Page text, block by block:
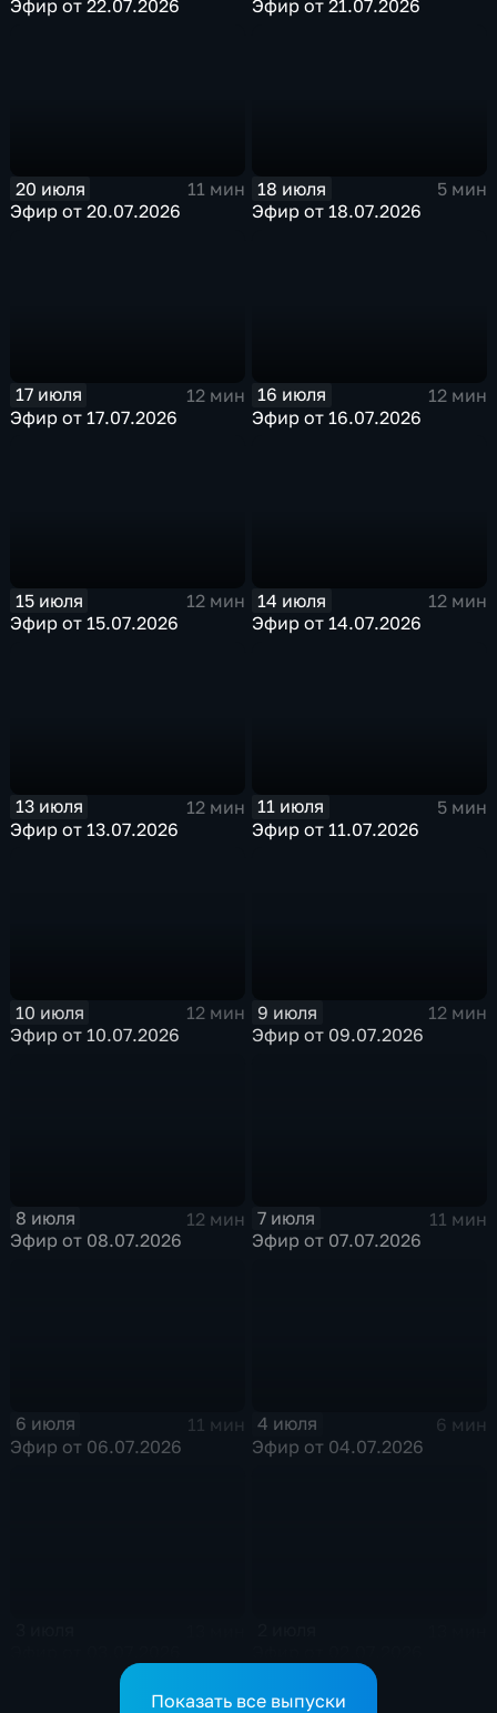
Эфир от 22.07.2026 Эфир от 21.07.2026
20 июля
11 мин
Эфир от 20.07.2026
18 июля
5 мин
Эфир от 18.07.2026
17 июля
12 мин
Эфир от 17.07.2026
16 июля
12 мин
Эфир от 16.07.2026
15 июля
12 мин
Эфир от 15.07.2026
14 июля
12 мин
Эфир от 14.07.2026
13 июля
12 мин
Эфир от 13.07.2026
11 июля
5 мин
Эфир от 11.07.2026
10 июля
12 мин
Эфир от 10.07.2026
9 июля
12 мин
Эфир от 09.07.2026
8 июля
12 мин
Эфир от 08.07.2026
7 июля
11 мин
Эфир от 07.07.2026
6 июля
11 мин
Эфир от 06.07.2026
4 июля
6 мин
Эфир от 04.07.2026
Показать все выпуски